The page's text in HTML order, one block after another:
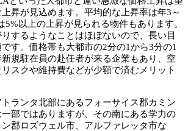
昇が見込めます。平均的な上昇率は年3～
5%以上の上昇が見られる物件もあります。
するようなことはほぼないので、長い目
す。価格帯も大都市の2分の1から3分の1
規駐在員の赴任者が来る企業もあり、空
スクや維持費などが少額で済むメリット
ランタ北部にあるフォーサイス郡カミン
部ではありますが、その南にある学力の
郡ロズウェル市、アルファレッタ市な